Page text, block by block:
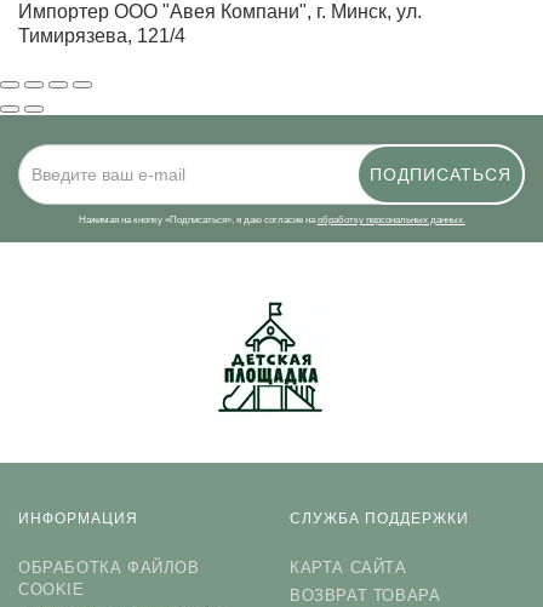
Импортер ООО "Авея Компани", г. Минск, ул.
Тимирязева, 121/4
ПОДПИСАТЬСЯ
Нажимая на кнопку «Подписаться», я даю cогласие наобработку персональных данных.
ИНФОРМАЦИЯ
ОБРАБОТКА ФАЙЛОВ
COOKIE
СЛУЖБА ПОДДЕРЖКИ
КАРТА САЙТА
ВОЗВРАТ ТОВАРА